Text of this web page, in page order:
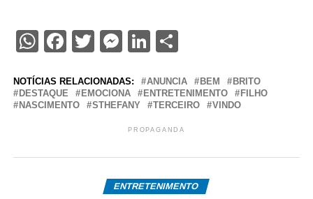
WhatsApp
Facebook
Twitter
Messenger
LinkedIn
Share
NOTÍCIAS RELACIONADAS: ANUNCIA BEM
BRITO
DESTAQUE
EMOCIONA ENTRETENIMENTO
FILHO
NASCIMENTO
STHEFANY TERCEIRO VINDO
PROPAGANDA
ENTRETENIMENTO